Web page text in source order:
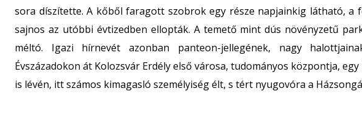
sora díszítette. A kőből faragott szobrok egy része napjainkig látható, a
sajnos az utóbbi évtizedben ellopták. A temető mint dús növényzetű
méltó. Igazi hírnevét azonban panteon-jellegének, nagy
Évszázadokon át Kolozsvár Erdély első városa, tudományos központja,
is lévén, itt számos kimagasló személyiség élt, s tért nyugovóra a